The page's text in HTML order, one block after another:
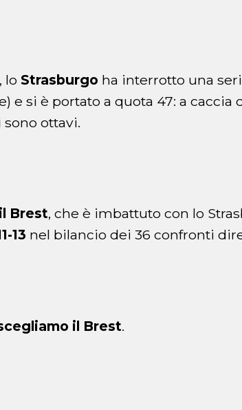
lo Strasburgo ha interrotto una
e si è portato a quota 47: a caccia
sono ottavi.
il Brest, che è imbattuto con lo
13 nel bilancio dei 36 confronti
il Brest.